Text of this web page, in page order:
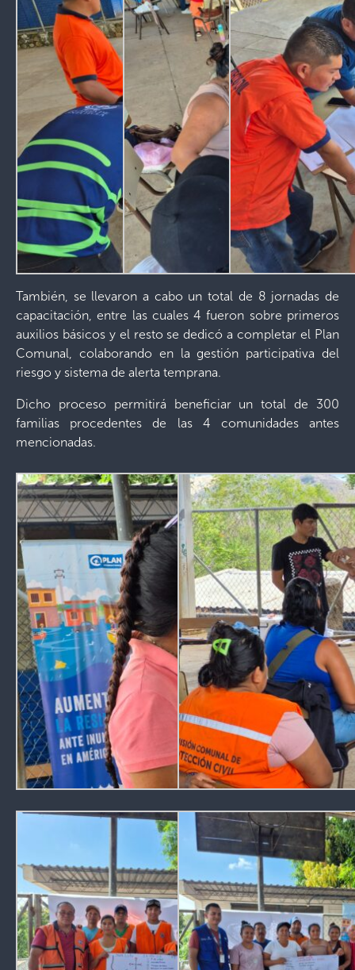
También, se llevaron a cabo un total de 8 jornadas de
capacitación, entre las cuales 4 fueron sobre primeros
auxilios básicos y el resto se dedicó a completar el Plan
Comunal, colaborando en la gestión participativa del
riesgo y sistema de alerta temprana.
Dicho proceso permitirá beneficiar un total de 300
familias procedentes de las 4 comunidades antes
mencionadas.